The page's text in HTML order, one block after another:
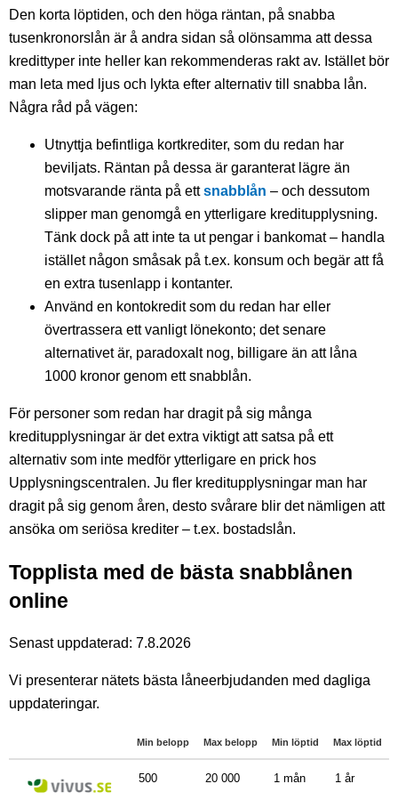
Den korta löptiden, och den höga räntan, på snabba
tusenkronorslån är å andra sidan så olönsamma att dessa
kredittyper inte heller kan rekommenderas rakt av. Istället bör
man leta med ljus och lykta efter alternativ till snabba lån.
Några råd på vägen:
Utnyttja befintliga kortkrediter, som du redan har
beviljats. Räntan på dessa är garanterat lägre än
motsvarande ränta på ettsnabblån – och dessutom
slipper man genomgå en ytterligare kreditupplysning.
Tänk dock på att inte ta ut pengar i bankomat – handla
istället någon småsak på t.ex. konsum och begär att få
en extra tusenlapp i kontanter.
Använd en kontokredit som du redan har eller
övertrassera ett vanligt lönekonto; det senare
alternativet är, paradoxalt nog, billigare än att låna
1000 kronor genom ett snabblån.
För personer som redan har dragit på sig många
kreditupplysningar är det extra viktigt att satsa på ett
alternativ som inte medför ytterligare en prick hos
Upplysningscentralen. Ju fler kreditupplysningar man har
dragit på sig genom åren, desto svårare blir det nämligen att
ansöka om seriösa krediter – t.ex. bostadslån.
Topplista med de bästa snabblånen
online
Senast uppdaterad: 7.8.2026
Vi presenterar nätets bästa låneerbjudanden med dagliga
uppdateringar.
Min belopp Max belopp Min löptid Max löptid
500 20 000 1 mån 1 år